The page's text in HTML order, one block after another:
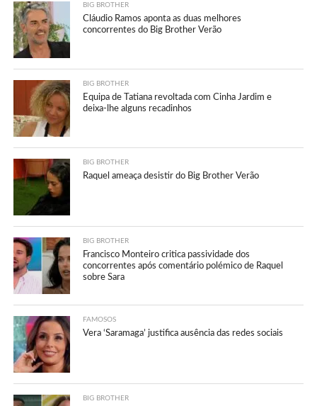
BIG BROTHER
Cláudio Ramos aponta as duas melhores
concorrentes do Big Brother Verão
BIG BROTHER
Equipa de Tatiana revoltada com Cinha Jardim e
deixa-lhe alguns recadinhos
BIG BROTHER
Raquel ameaça desistir do Big Brother Verão
BIG BROTHER
Francisco Monteiro critica passividade dos
concorrentes após comentário polémico de Raquel
sobre Sara
FAMOSOS
Vera ‘Saramaga’ justifica ausência das redes sociais
BIG BROTHER